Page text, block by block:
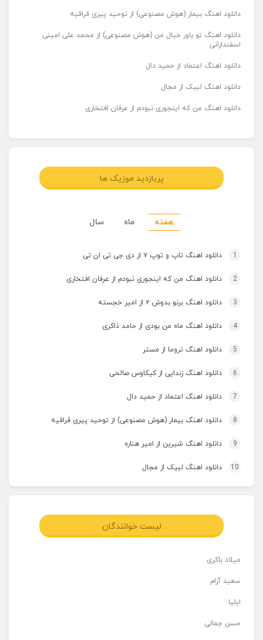
دانلود اهنگ بیمار (هوش مصنوعی) از توحید پیری قراقیه
دانلود اهنگ تو باور خیال من (هوش مصنوعی) از محمد علی امینی
اسفندارانی
دانلود اهنگ اعتماد از حمید دال
دانلود اهنگ لبیک از مجال
دانلود اهنگ من که اینجوری نبودم از عرفان افتخاری
پربازدید موزیک ها
هفته ماه سال
1 دانلود اهنگ تاپ و توپ ۷ از دی جی تی ان تی
2 دانلود اهنگ من که اینجوری نبودم از عرفان افتخاری
3 دانلود اهنگ برنو بدوش ۲ از امیر خجسته
4 دانلود اهنگ ماه من بودی از حامد ذاکری
5 دانلود اهنگ تروما از مستر
6 دانلود اهنگ زندایی از کیکاوس صالحی
7 دانلود اهنگ اعتماد از حمید دال
8 دانلود اهنگ بیمار (هوش مصنوعی) از توحید پیری قراقیه
9 دانلود اهنگ شیرین از امیر هناره
10 دانلود اهنگ لبیک از مجال
لیست خوانندگان
میلاد باکری
سعید آرام
ایلیا
حسن جمالی